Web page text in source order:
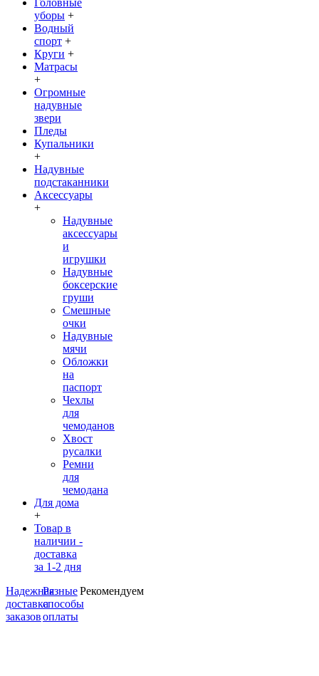
уборы +
Водный
спорт +
Круги +
Матрасы
+
Огромные
надувные
звери
Пледы
Купальники
+
Надувные
подстаканники
Аксессуары
+
Надувные
аксессуары
и
игрушки
Надувные
боксерские
груши
Cмешные
очки
Надувные
мячи
Обложки
на
паспорт
Чехлы
для
чемоданов
Хвост
русалки
Ремни
для
чемодана
Для дома
+
Товар в
наличии -
доставка
за 1-2 дня
Надежная
доставка
заказов
Разные
способы
оплаты
Рекомендуем